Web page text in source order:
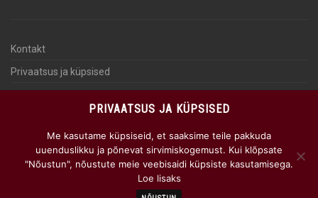
Kontakt
Privaatsus ja küpsised
AUTOMAKS
PRIVAATSUS JA KÜPSISED
Me kasutame küpsiseid, et saaksime teile pakkuda
uuenduslikku ja põnevat sirvimiskogemust. Kui klõpsate
"Nõustun", nõustute meie veebisaidi küpsiste kasutamisega.
Loe lisaks